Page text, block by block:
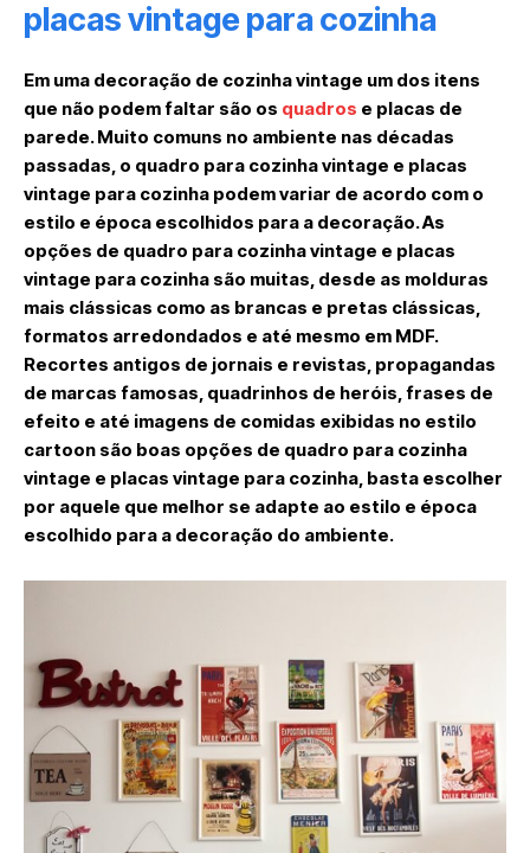
placas vintage para cozinha
Em uma decoração de cozinha vintage um dos itens
que não podem faltar são os quadros e placas de
parede. Muito comuns no ambiente nas décadas
passadas, o quadro para cozinha vintage e placas
vintage para cozinha podem variar de acordo com o
estilo e época escolhidos para a decoração. As
opções de quadro para cozinha vintage e placas
vintage para cozinha são muitas, desde as molduras
mais clássicas como as brancas e pretas clássicas,
formatos arredondados e até mesmo em MDF.
Recortes antigos de jornais e revistas, propagandas
de marcas famosas, quadrinhos de heróis, frases de
efeito e até imagens de comidas exibidas no estilo
cartoon são boas opções de quadro para cozinha
vintage e placas vintage para cozinha, basta escolher
por aquele que melhor se adapte ao estilo e época
escolhido para a decoração do ambiente.